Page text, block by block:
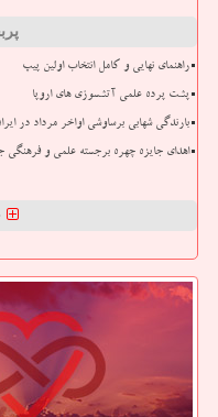
راهنمای نهایی و کامل انتخاب اولین پیپ
پشت پرده علمی آتشسوزی های اروپا
بارندگی شهابی برساوشی اواخر مرداد در
اهدای جایزه چهره برجسته علمی و فرهنگی